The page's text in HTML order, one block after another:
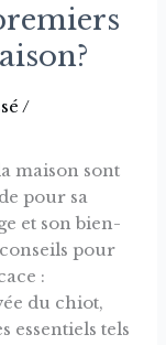
/
maison sont
pour sa
son bien-
pour
:
du chiot,
essentiels tels